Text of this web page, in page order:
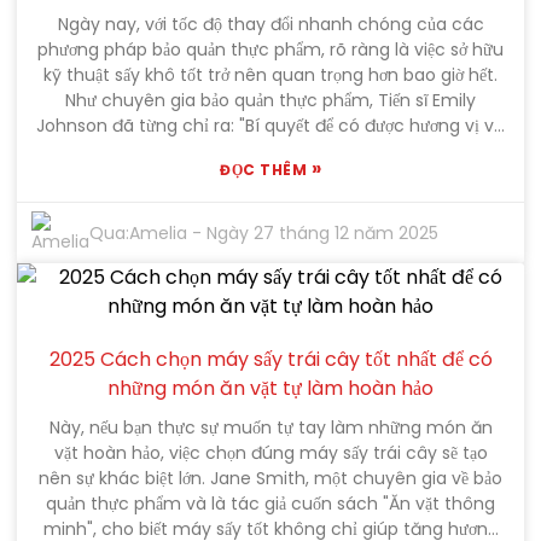
nghĩ kỹ và cuối cùng mua phải sản phẩm không hoạt
động tốt hoặc kém hiệu quả. Dành chút thời gian để suy
ngẫm về tình hình của mình có thể giúp bạn tiết kiệm rất
nhiều rắc rối, thời gian và tiền bạc về lâu dài. Tóm lại, việc
đưa ra lựa chọn sáng suốt sẽ giúp bạn hài lòng hơn với
trong nhiều năm tới.
Ngày nay, với tốc độ thay đổi nhanh chóng của các
phương pháp bảo quản thực phẩm, rõ ràng là việc sở hữu
kỹ thuật sấy khô tốt trở nên quan trọng hơn bao giờ hết.
Như chuyên gia bảo quản thực phẩm, Tiến sĩ Emily
Johnson đã từng chỉ ra: "Bí quyết để có được hương vị và
việc lựa chọn phương pháp sấy khô phù hợp." Điều đó
dụng cụ – chẳng hạn như máy sấy trái cây và rau củ.
Thành thật mà nói, nó đã trở thành vật dụng không thể
thiếu đối với cả những người nội trợ thích thử nghiệm và
các đầu bếp chuyên nghiệp. Mọi người hiện nay nhận
khác biệt lớn như thế nào, vì vậy, nhu cầu về thiết bị sấy
khô chất lượng đang tăng vọt. Mọi người muốn tìm
những cách thông minh để giữ cho trái cây và rau củ
yêu thích của họ tươi lâu hơn, mà không làm mất đi
hương vị thơm ngon hay lợi ích sức khỏe của chúng. Và
thành thật mà nói, máy sấy trái cây và rau củ không chỉ
đơn thuần là để bảo quản – nó còn giúp bạn chế biến
những món ăn nhẹ ngon miệng tại nhà và những
ĐỌC THÊM »
Qua:Amelia - Ngày 27 tháng 12 năm 2025
2025 Cách chọn máy sấy trái cây tốt nhất để có
những món ăn vặt tự làm hoàn hảo
Này, nếu bạn thực sự muốn tự tay làm những món ăn
vặt hoàn hảo, việc chọn đúng máy sấy trái cây sẽ tạo
nên sự khác biệt lớn. Jane Smith, một chuyên gia về bảo
quản thực phẩm và là tác giả cuốn sách "Ăn vặt thông
minh", cho biết máy sấy tốt không chỉ giúp tăng hương